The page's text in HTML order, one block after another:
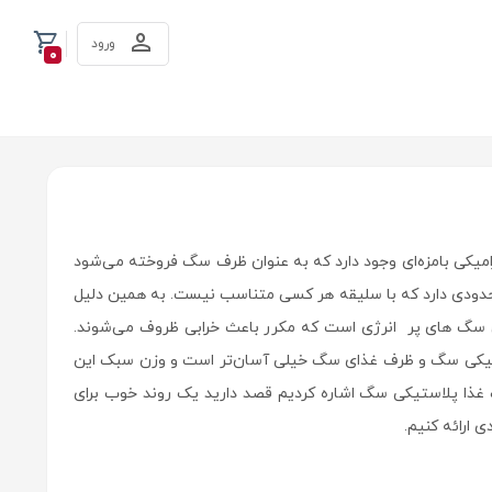
0
ورود
بامزه‌ای وجود دارد که به عنوان ظرف سگ فروخته می‌شود
دارد که با سلیقه هر کسی متناسب نیست. به همین دلیل
سگ های پر انرژی است که مکرر باعث خرابی ظروف می‌شوند.
سگ و ظرف غذای سگ خیلی آسان‌تر است و وزن سبک این
پلاستیکی سگ اشاره کردیم قصد دارید یک روند خوب برای
ارائه کنیم.